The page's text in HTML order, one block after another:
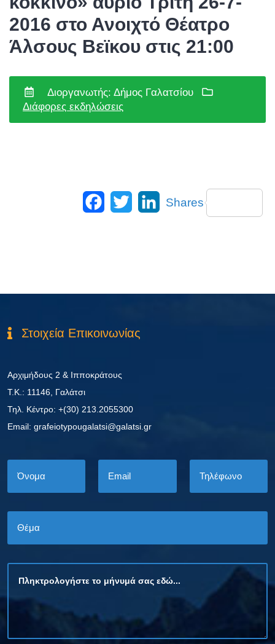
2016 στο Ανοιχτό Θέατρο
Άλσους Βεϊκου στις 21:00
Διοργανωτής: Δήμος Γαλατσίου
Διάφορες εκδηλώσεις
Facebook
Twitter LinkedIn
Shares
Στοιχεία Επικοινωνίας
Αρχιμήδους 2 & Ιπποκράτους
Τ.Κ.: 11146, Γαλάτσι
Τηλ. Κέντρο: +(30) 213.2055300
Εmail: grafeiotypougalatsi@galatsi.gr